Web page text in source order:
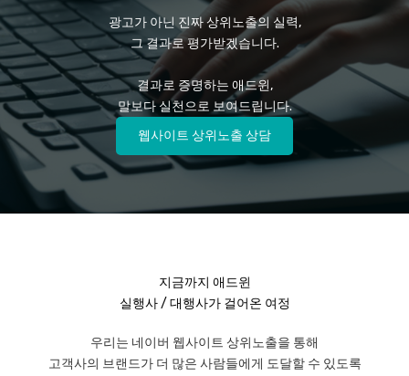
광고가 아닌 진짜 상위노출의 실력,
그 결과로 평가받겠습니다.
결과로 증명하는 애드윈,
말보다 실천으로 보여드립니다.
웹사이트 상위노출 상담
지금까지 애드윈
실행사 / 대행사가 걸어온 여정
우리는 네이버 웹사이트 상위노출을 통해
고객사의 브랜드가 더 많은 사람들에게 도달할 수 있도록